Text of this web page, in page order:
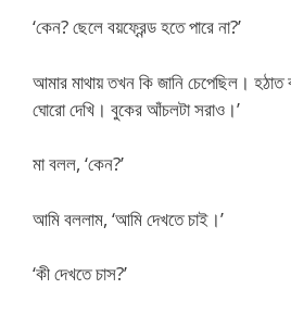
‘কেন? ছেলে বয়ফ্রেন্ড হতে পারে না?’
আমার মাথায় তখন কি জানি চেপেছিল।
ঘোরো দেখি। বুকের আঁচলটা সরাও।’
মা বলল, ‘কেন?’
আমি বললাম, ‘আমি দেখতে চাই।’
‘কী দেখতে চাস?’